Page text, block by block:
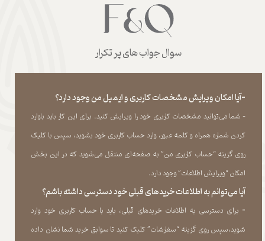
سوال جواب های پر تکرار
-آیا امکان ویرایش مشخصات کاربری و ایمیل من وجود دارد؟
- شما می‏‌توانید مشخصات کاربری خود را ویرایش کنید. برای این کار باید باوارد
کردن شماره همراه و کلمه عبور، وارد حساب کاربری خود بشوید، سپس با کلیک
روی گزینه “حساب کاربری من” به صفحه‏‌ای منتقل می‏‌شوید که در این بخش
امکان “ویرایش اطلاعات” وجود دارد.​​​​​​​
آیا می‌‏توانم به اطلاعات خریدهای قبلی خود دسترسی داشته باشم؟
​​​​​​​- برای دسترسی به اطلاعات خریدهای قبلی، باید با حساب کاربری خود وارد
شوید،سپس روی گزینه “سفارشات” کلیک کنید تا سوابق خرید شما نشان داده